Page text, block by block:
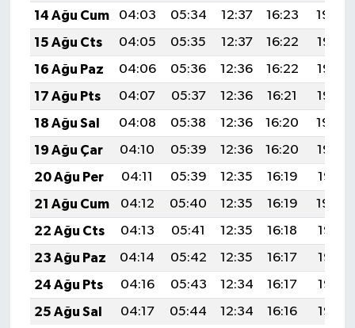
14 Ağu Cum
04:03 05:34 12:37 16:23
19:29
15 Ağu Cts
04:05 05:35 12:37 16:22
19:28
16 Ağu Paz
04:06 05:36 12:36 16:22
19:27
17 Ağu Pts
04:07 05:37 12:36 16:21
19:25
18 Ağu Sal
04:08 05:38 12:36 16:20
19:24
19 Ağu Çar
04:10 05:39 12:36 16:20
19:23
20 Ağu Per
04:11 05:39 12:35 16:19
19:21
21 Ağu Cum
04:12 05:40 12:35 16:19
19:20
22 Ağu Cts
04:13 05:41 12:35 16:18
19:19
23 Ağu Paz
04:14 05:42 12:35 16:17
19:17
24 Ağu Pts
04:16 05:43 12:34 16:17
19:16
25 Ağu Sal
04:17 05:44 12:34 16:16 19:15